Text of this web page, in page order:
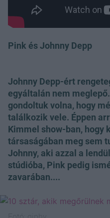
Pink és Johnny Depp
Johnny Depp-ért
egyáltalán nem
gondoltuk volna, hogy
találkozik vele. Éppen
Kimmel show-ban, hogy
társaságában meg sem
Johnny, aki azzal a
stúdióba, Pink pedig
zavarában....